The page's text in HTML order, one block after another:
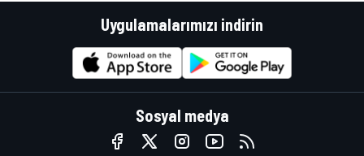
Uygulamalarımızı indirin
Sosyal medya